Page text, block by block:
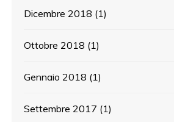
Dicembre 2018 (1)
Ottobre 2018 (1)
Gennaio 2018 (1)
Settembre 2017 (1)